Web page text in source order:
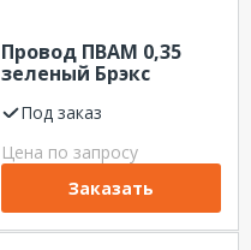
Провод ПВАМ 0,35
зеленый Брэкс
Под заказ
Цена по запросу
Заказать